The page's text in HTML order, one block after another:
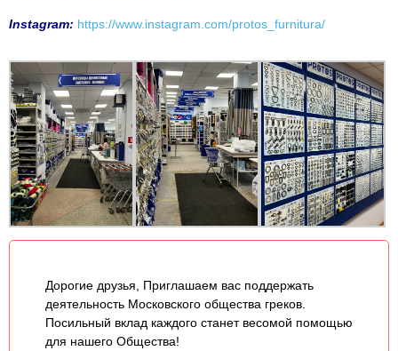
Instagram: https://www.instagram.com/protos_furnitura/
Дорогие друзья, Приглашаем вас поддержать
деятельность Московского общества греков.
Посильный вклад каждого станет весомой помощью
для нашего Общества!